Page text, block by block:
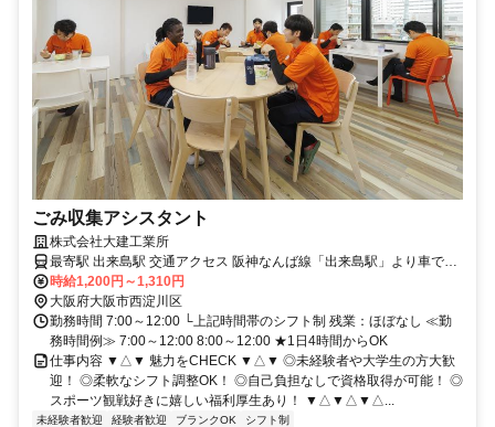
ごみ収集アシスタント
株式会社大建工業所
最寄駅 出来島駅 交通アクセス 阪神なんば線「出来島駅」より車で7
分 ★車通勤OK／バイク通勤OK（駐車場完備 「中島リサイクルセン
ター」への勤務になります
時給1,200円～1,310円
大阪府大阪市西淀川区
勤務時間 7:00～12:00 └上記時間帯のシフト制 残業：ほぼなし ≪勤
務時間例≫ 7:00～12:00 8:00～12:00 ★1日4時間からOK
仕事内容 ▼△▼ 魅力をCHECK ▼△▼ ◎未経験者や大学生の方大歓
迎！ ◎柔軟なシフト調整OK！ ◎自己負担なしで資格取得が可能！ ◎
スポーツ観戦好きに嬉しい福利厚生あり！ ▼△▼△▼△...
未経験者歓迎 経験者歓迎 ブランクOK シフト制